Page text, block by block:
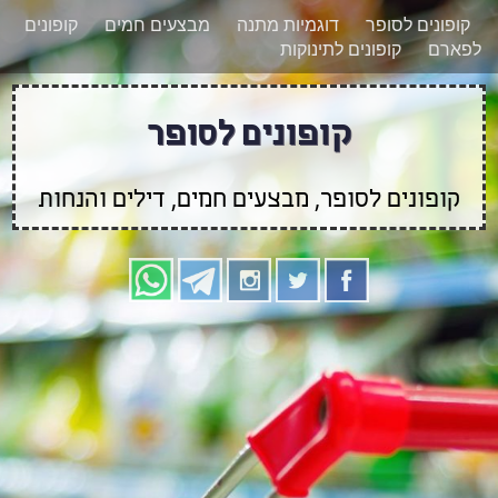
רוצים להישאר מעודכנים לגבי קופונים חדשים?
הצטרפו אלינו גם
בוואטסאפ
קופונים לסופר דוגמיות מתנה מבצעים חמים
קופונים
לפארם
קופונים לתינוקות
קופונים לסופר
קופונים לסופר, מבצעים חמים, דילים והנחות